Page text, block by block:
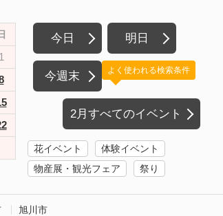
今日 明日
今週末
2月すべてのイベント
よく使われる検索条件
花イベント
体験イベント
物産展・観光フェア
祭り
旭川市